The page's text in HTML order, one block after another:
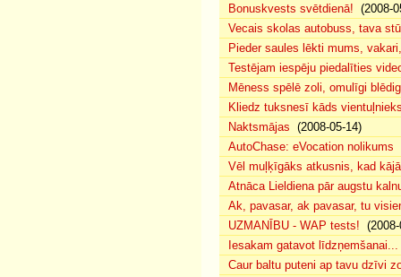
Bonuskvests svētdienā! (2008-
Vecais skolas autobuss, tava
Pieder saules lēkti mums,
Testējam iespēju piedalīties
Mēness spēlē zoli, omulīgi
Kliedz tuksnesī kāds
Naktsmājas (2008-05-14)
AutoChase: eVocation nolikums
Vēl muļķīgāks atkusnis, kad
Atnāca Lieldiena pār augstu
Ak, pavasar, ak pavasar, tu
UZMANĪBU - WAP tests!
Iesakam gatavot līdzņemšanai...
Caur baltu puteni ap tavu dzīvi